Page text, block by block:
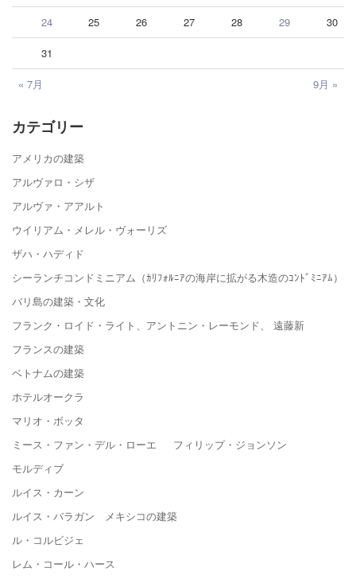
« 7月 9月 »
24 25 26 27 28 29 30
31
カテゴリー
アメリカの建築
アルヴァロ・シザ
アルヴァ・アアルト
ウイリアム・メレル・ヴォーリズ
ザハ・ハディド
シーランチコンドミニアム（ｶﾘﾌｫﾙﾆｱの海岸に拡がる木造のｺﾝﾄﾞﾐﾆｱﾑ）
バリ島の建築・文化
フランク・ロイド・ライト、アントニン・レーモンド、 遠藤新
フランスの建築
ベトナムの建築
ホテルオークラ
マリオ・ボッタ
ミース・ファン・デル・ローエ フィリップ・ジョンソン
モルディブ
ルイス・カーン
ルイス・バラガン メキシコの建築
ル・コルビジェ
レム・コール・ハース